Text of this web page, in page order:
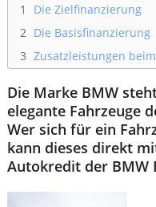
1
Die Zielfinanzierung
2 Die Basisfinanzierung
3 Zusatzleistungen
Die Marke BMW
elegante Fahrzeuge
Wer sich für ein
kann dieses direkt
Autokredit der BMW